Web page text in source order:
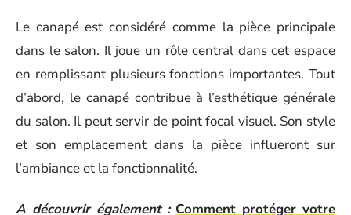
Le canapé est considéré comme la pièce principale
dans le salon. Il joue un rôle central dans cet espace
en remplissant plusieurs fonctions importantes. Tout
d’abord, le canapé contribue à l’esthétique générale
du salon. Il peut servir de point focal visuel. Son style
et son emplacement dans la pièce influeront sur
l’ambiance et la fonctionnalité.
A découvrir également : Comment protéger votre